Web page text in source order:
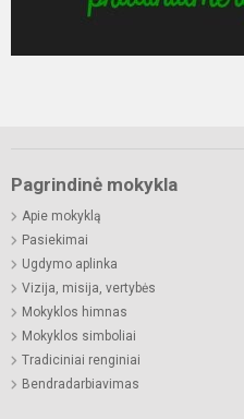
Pagrindinė mokykla
Apie mokyklą
Pasiekimai
Ugdymo aplinka
Vizija, misija, vertybės
Mokyklos himnas
Mokyklos simboliai
Tradiciniai renginiai
Bendradarbiavimas